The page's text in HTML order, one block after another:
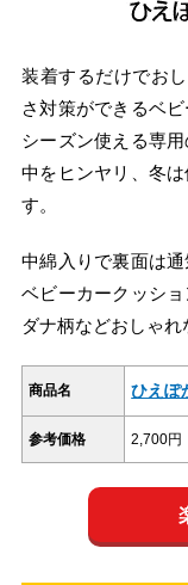
装着するだけでお
さ対策ができるベ
シーズン使える専
中をヒンヤリ、冬
す。
中綿入りで裏面は
ベビーカークッシ
ダナ柄などおしゃれ
商品名 ひえぽ
参考価格 2,700円